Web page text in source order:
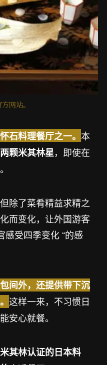
网站。
石料理餐厅之一。 本
颗米其林星，即使在
除了菜肴精益求精之
而变化，让外国游客
感受四季变化 “的感
间外，还提供带下沉
这样一来，不习惯日
安心就餐。
其林认证的日本料